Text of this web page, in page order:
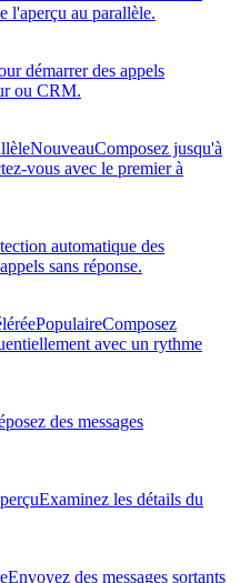
l'aperçu au parallèle.
démarrer des appels
ou CRM.
NouveauComposez jusqu'à
vous avec le premier à
automatique des
sans réponse.
PopulaireComposez
avec un rythme
des messages
Examinez les détails du
Envoyez des messages sortants